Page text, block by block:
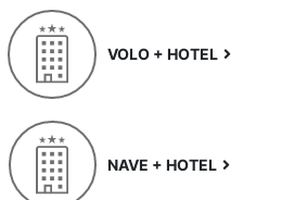
VOLO + HOTEL
NAVE + HOTEL